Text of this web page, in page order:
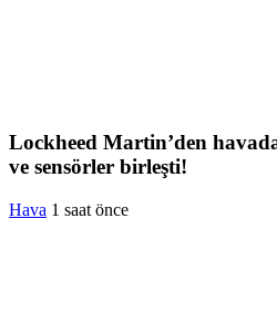
Lockheed Martin’den
ve sensörler birleşti!
Hava 1 saat önce